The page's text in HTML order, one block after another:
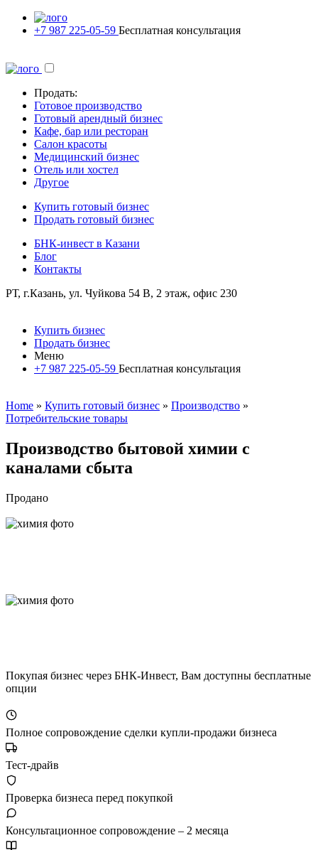
+7 987 225-05-59 Бесплатная консультация
Продать:
Готовое производство
Готовый арендный бизнес
Кафе, бар или ресторан
Салон красоты
Медицинский бизнес
Отель или хостел
Другое
Купить готовый бизнес
Продать готовый бизнес
БНК-инвест в Казани
Блог
Контакты
РТ, г.Казань, ул. Чуйкова 54 В, 2 этаж, офис 230
Купить бизнес
Продать бизнес
Меню
+7 987 225-05-59 Бесплатная консультация
Home » Купить готовый бизнес » Производство »
Потребительские товары
Производство бытовой химии с
каналами сбыта
Продано
Покупая бизнес через БНК-Инвест, Вам доступны бесплатные
опции
Полное сопровождение сделки купли-продажи бизнеса
Тест-драйв
Проверка бизнеса перед покупкой
Консультационное сопровождение – 2 месяца